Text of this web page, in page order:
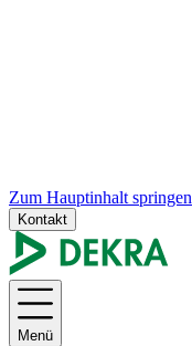
Zum Hauptinhalt springen
Kontakt
Menü